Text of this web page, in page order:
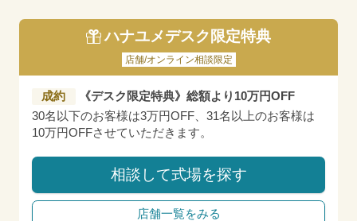
ハナユメデスク限定特典
店舗/オンライン相談限定
成約
《デスク限定特典》総額より10万円OFF
30名以下のお客様は3万円OFF、31名以上のお客様は
10万円OFFさせていただきます。
相談して式場を探す
店舗一覧をみる